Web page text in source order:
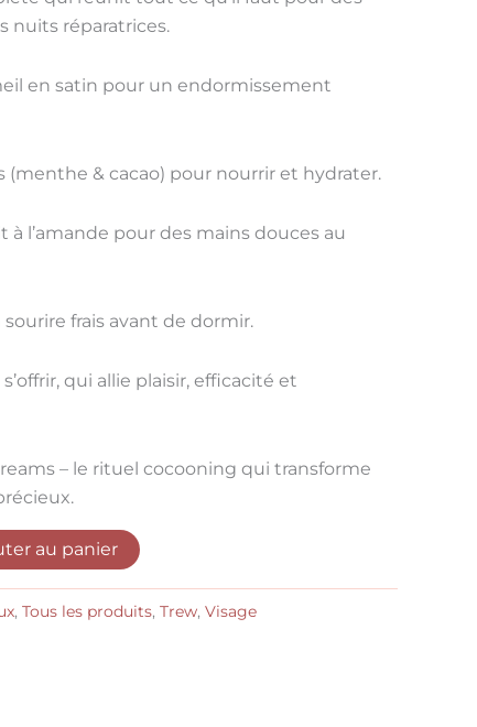
nuits réparatrices.
en satin pour un endormissement
(menthe & cacao) pour nourrir et hydrater.
à l’amande pour des mains douces au
frais avant de dormir.
, qui allie plaisir, efficacité et
– le rituel cocooning qui transforme
au panier
, Tous les produits, Trew, Visage